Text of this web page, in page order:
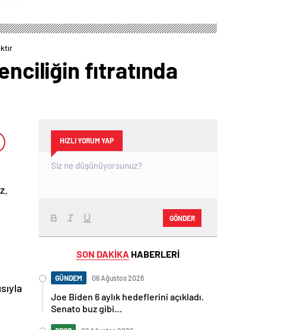
fıtratında
HIZLI YORUM YAP
GÖNDER
SON DAKİKA HABERLERİ
GÜNDEM 06 Ağustos 2026
Joe Biden 6 aylık hedeflerini açıkladı.
Senato buz gibi…